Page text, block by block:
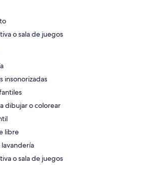
o sala de juegos
insonorizadas
dibujar o colorear
libre
o sala de juegos